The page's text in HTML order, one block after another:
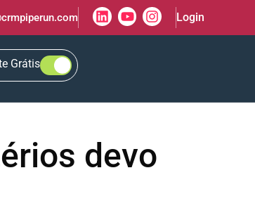
Login
Grátis
devo